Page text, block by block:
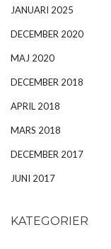
JANUARI 2025
DECEMBER 2020
MAJ 2020
DECEMBER 2018
APRIL 2018
MARS 2018
DECEMBER 2017
JUNI 2017
KATEGORIER